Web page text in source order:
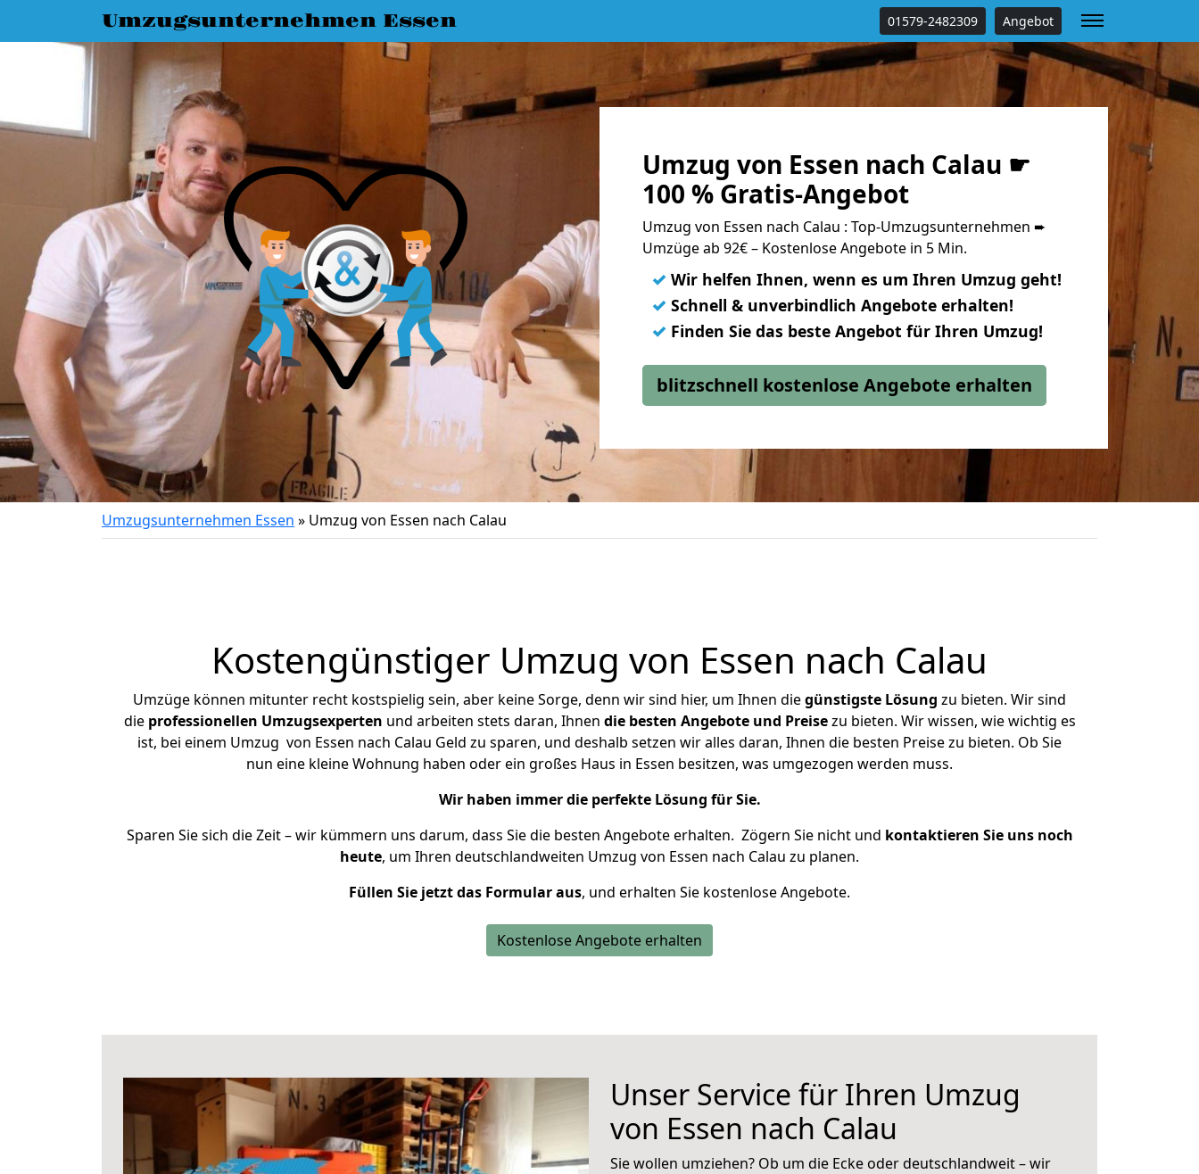
Umzugsunternehmen Essen 01579-2482309 Angebot
Umzug von Essen nach Calau ☛
100 % Gratis-Angebot
Umzug von Essen nach Calau : Top-Umzugsunternehmen ➨
Umzüge ab 92€ – Kostenlose Angebote in 5 Min.
✓ Wir helfen Ihnen, wenn es um Ihren Umzug geht!
✓ Schnell & unverbindlich Angebote erhalten!
✓ Finden Sie das beste Angebot für Ihren Umzug!
blitzschnell kostenlose Angebote erhalten
Umzugsunternehmen Essen » Umzug von Essen nach Calau
Kostengünstiger Umzug von Essen nach Calau
Umzüge können mitunter recht kostspielig sein, aber keine Sorge, denn wir sind hier, um Ihnen diegünstigste Lösung zu bieten. Wir sind
die professionellen Umzugsexperten und arbeiten stets daran, Ihnen die besten Angebote und Preisezu bieten. Wir wissen, wie wichtig es
ist, bei einem Umzug von Essen nach Calau Geld zu sparen, und deshalb setzen wir alles daran, Ihnen die besten Preise zu bieten. Ob Sie
nun eine kleine Wohnung haben oder ein großes Haus in Essen besitzen, was umgezogen werden muss.
Wir haben immer die perfekte Lösung für Sie.
Sparen Sie sich die Zeit – wir kümmern uns darum, dass Sie die besten Angebote erhalten. Zögern Sie nicht und kontaktieren Sie uns noch
heute, um Ihren deutschlandweiten Umzug von Essen nach Calau zu planen.
Füllen Sie jetzt das Formular aus, und erhalten Sie kostenlose Angebote.
Kostenlose Angebote erhalten
Unser Service für Ihren Umzug
von Essen nach Calau
Sie wollen umziehen? Ob um die Ecke oder deutschlandweit – wir